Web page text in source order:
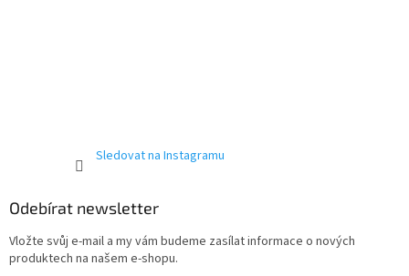
Sledovat na Instagramu
Odebírat newsletter
Vložte svůj e-mail a my vám budeme zasílat informace o nových
produktech na našem e-shopu.